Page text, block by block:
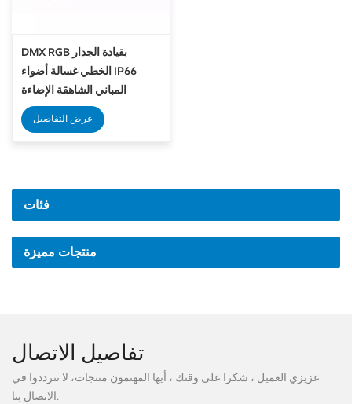
DMX RGB بقيادة الجدار
الخطي غسالة أضواء IP66
المباني الشاهقة الإضاءة
المعمارية في الهواء الطلق
عرض التفاصيل
فئات
منتجات مميزة
تفاصيل الاتصال
عزيزي العميل ، شكرا على وقتك ، أيها المهتمون منتجات، لا تترددوا في
الاتصال بنا.